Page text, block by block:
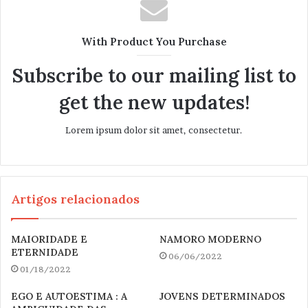
i
e
With Product You Purchase
Subscribe to our mailing list to
get the new updates!
Lorem ipsum dolor sit amet, consectetur.
Artigos relacionados
MAIORIDADE E
ETERNIDADE
01/18/2022
NAMORO MODERNO
06/06/2022
EGO E AUTOESTIMA : A
JOVENS DETERMINADOS